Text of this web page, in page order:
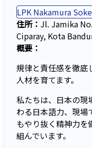
LPK Nakamura
住所： Jl. Jamika
Ciparay, Kota
概要：
規律と責任感を徹底
人材を育てます。
私たちは、日本の現
わる日本語力、現場
もやり抜く精神力を
組んでいます。